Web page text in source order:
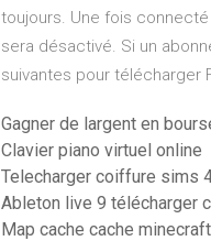
toujours. Une fois
sera désactivé. Si un
suivantes pour télécharger
Gagner de largent en
Clavier piano virtuel online
Telecharger coiffure sims
Ableton live 9 télécharger
Map cache cache